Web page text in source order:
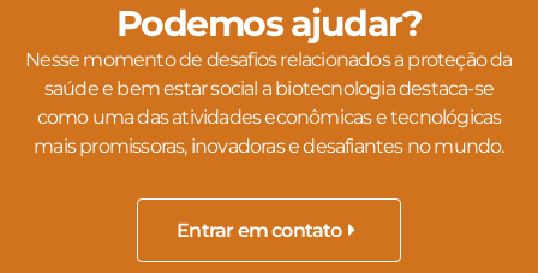
Podemos ajudar?
Nesse momento de desafios relacionados a proteção da
saúde e bem estar social a biotecnologia destaca-se
como uma das atividades econômicas e tecnológicas
mais promissoras, inovadoras e desafiantes no mundo.
Entrar em contato